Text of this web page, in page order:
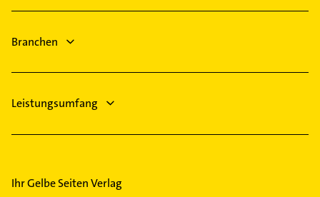
Königsbrunn bei Augsburg
Bobingen
Phoniatrie
Klempner
Gasinstallateur
Branchen
Leistungsumfang
Ihr Gelbe Seiten Verlag